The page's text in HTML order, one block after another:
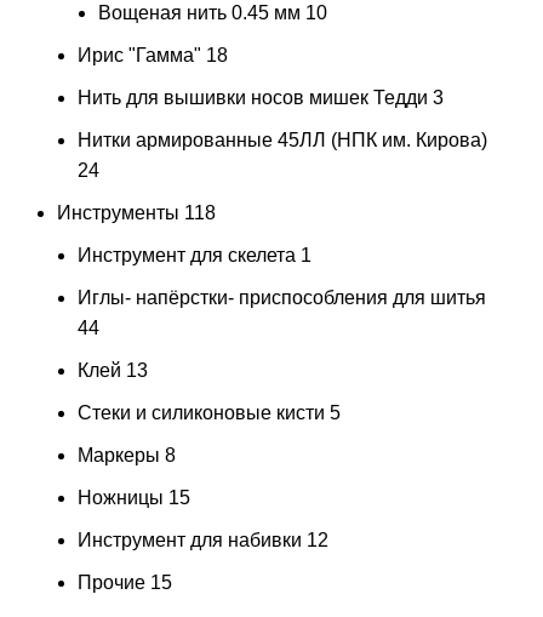
Вощеная нить 0.45 мм 10
Ирис "Гамма" 18
Нить для вышивки носов мишек Тедди 3
Нитки армированные 45ЛЛ (НПК им. Кирова)
24
Инструменты 118
Инструмент для скелета 1
Иглы- напёрстки- приспособления для шитья
44
Клей 13
Стеки и силиконовые кисти 5
Маркеры 8
Ножницы 15
Инструмент для набивки 12
Прочие 15